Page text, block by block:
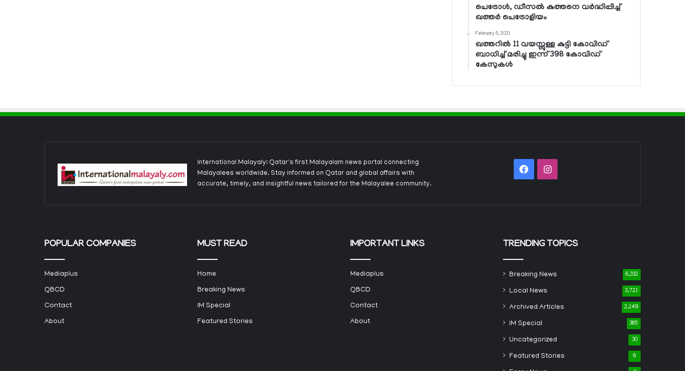
പെട്രോള്‍, ഡീസല്‍ കുത്തനെ വര്‍ദ്ധിപ്പിച്ച്
ഖത്തര്‍ പെട്രോളിയം
February 5, 2021
ഖത്തറില്‍ 11 വയസ്സുള്ള കുട്ടി കോവിഡ്
ബാധിച്ച് മരിച്ചു ഇന്ന് 398 കോവിഡ്
കേസുകള്‍
International Malayaly: Qatar's first Malayalam news portal connecting
Malayalees worldwide. Stay informed on Qatar and global affairs with
accurate, timely, and insightful news tailored for the Malayalee community.
FacebookInstagram
POPULAR COMPANIES
Mediaplus
QBCD
Contact
About
MUST READ
Home
Breaking News
IM Special
Featured Stories
IMPORTANT LINKS
Mediaplus
QBCD
Contact
About
TRENDING TOPICS
Breaking News 6,332
Local News 3,721
Archived Articles 2,149
IM Special 385
Uncategorized 30
Featured Stories 6